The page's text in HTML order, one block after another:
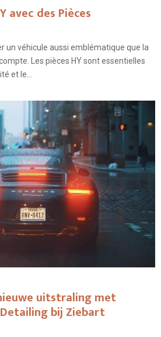
avec des Pièces
un véhicule aussi emblématique que la
Les pièces HY sont essentielles
et le...
uitstraling met
bij Ziebart